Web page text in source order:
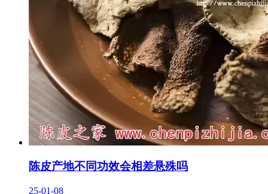
陈皮产地不同功效会相差悬殊吗
25-01-08